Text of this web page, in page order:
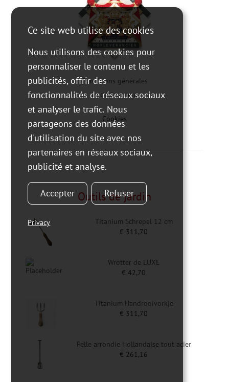
Conditions générales
Le désistement
Cookies
Outils de jardin
Titanium Schrepel 12 cm
€ 311,70
Wrotter de LUXE
€ 42,70
Titanium Handrooivorkje
€ 311,70
Pelle arrondie Hollandaise tout acier
€ 261,16
Ce site web utilise des cookies
Nous utilisons des cookies pour
personnaliser le contenu et les
publicités, offrir des
fonctionnalités de réseaux sociaux
et analyser le trafic. Nous
partageons des données
d'utilisation du site avec nos
partenaires en réseaux sociaux,
publicité et analyse.
Accepter Refuser
Privacy